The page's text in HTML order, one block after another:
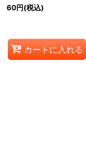
60円(税込)
カートに入れる